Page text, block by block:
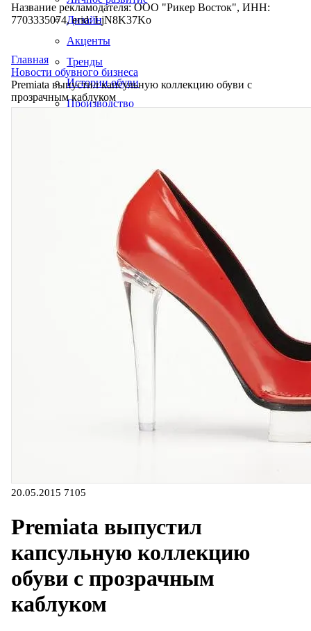
Дизайн
Акценты
Тренды
Истории обуви
Производство
Название рекламодателя: ООО "Рикер Восток", ИНН:
7703335074, erid: LjN8K37Ko
Главная
Новости обувного бизнеса
Premiata выпустил капсульную коллекцию обуви с
прозрачным каблуком
20.05.2015 7105
Premiata выпустил
капсульную коллекцию
обуви с прозрачным
каблуком